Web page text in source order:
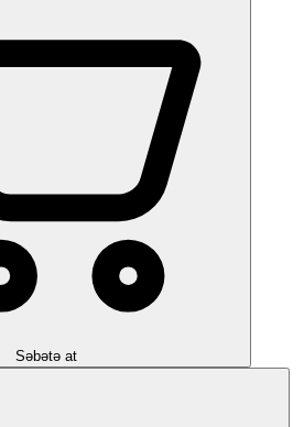
Səbətə at